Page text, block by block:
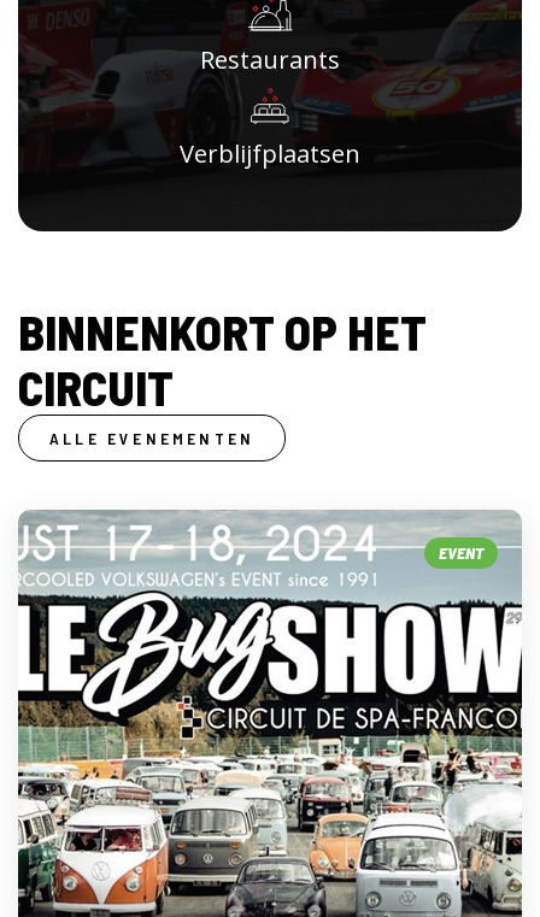
Restaurants
Verblijfplaatsen
BINNENKORT OP HET
CIRCUIT
ALLE EVENEMENTEN
EVENT